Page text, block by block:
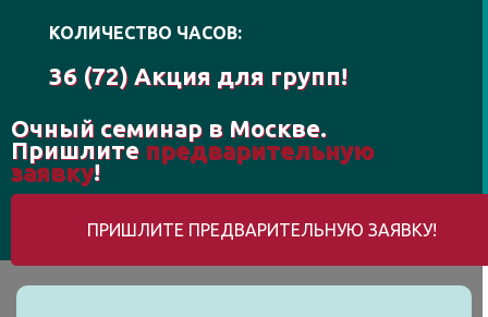
КОЛИЧЕСТВО ЧАСОВ:
36 (72) Акция для групп!
Очный семинар в Москве.
Пришлите предварительную
заявку!
ПРИШЛИТЕ ПРЕДВАРИТЕЛЬНУЮ ЗАЯВКУ!